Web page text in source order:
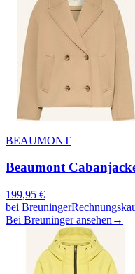
BEAUMONT
Beaumont
199,95 €
bei Breuninger
Bei Breuninger ansehen →